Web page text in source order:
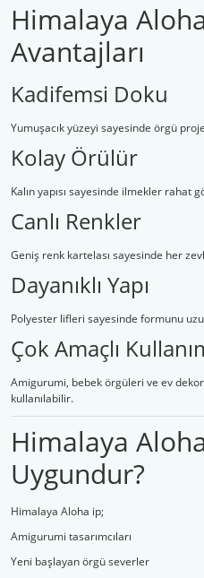
Himalaya
Avantajları
Kadifemsi Doku
Yumuşacık yüzeyi sayesinde örgü
Kolay Örülür
Kalın yapısı sayesinde ilmekler rahat
Canlı Renkler
Geniş renk kartelası sayesinde her
Dayanıklı Yapı
Polyester lifleri sayesinde formunu
Çok Amaçlı
Amigurumi, bebek örgüleri ve ev
kullanılabilir.
Himalaya
Uygundur?
Himalaya Aloha ip;
Amigurumi tasarımcıları
Yeni başlayan örgü severler